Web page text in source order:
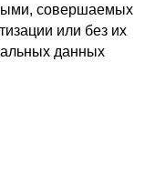
совершаемых
или без их
данных